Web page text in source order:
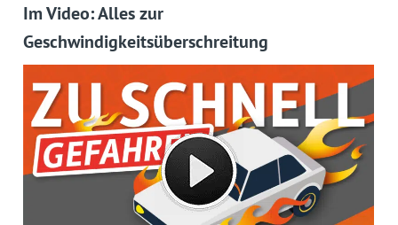
Im Video: Alles zur
Geschwindigkeitsüberschreitung